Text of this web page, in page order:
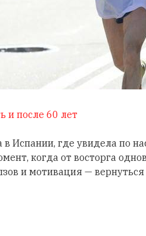
и после 60 лет
Испании, где увидела по
когда от восторга
и мотивация —